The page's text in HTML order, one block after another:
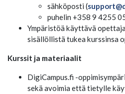
sähköposti (
puhelin +358 9 4255
Ympäristöä käyttävä
sisällöllistä tukea kurssinsa
Kurssit ja materiaalit
DigiCampus.fi -
sekä avoimia että tietylle